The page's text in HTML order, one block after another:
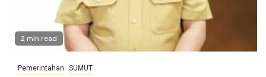
2 min read
Pemerintahan SUMUT